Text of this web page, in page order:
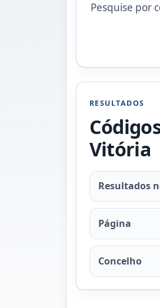
Pesquise por
RESULTADOS
Vitória
Resultados
Página
Concelho